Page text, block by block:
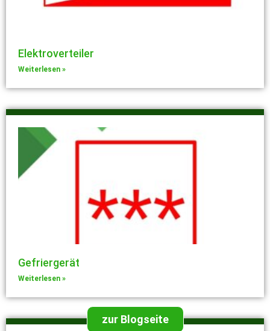
Elektroverteiler
Weiterlesen »
Gefriergerät
Weiterlesen »
zur Blogseite